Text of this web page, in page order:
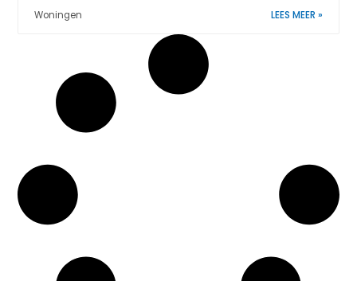
Woningen LEES MEER »